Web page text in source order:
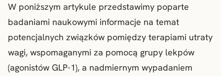
W poniższym artykule przedstawimy poparte
badaniami naukowymi informacje na temat
potencjalnych związków pomiędzy terapiami utraty
wagi, wspomaganymi za pomocą grupy lekpów
(agonistów GLP-1), a nadmiernym wypadaniem